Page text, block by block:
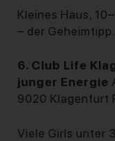
Kleines Haus,
– der Geheimtipp.
6. Club Life
junger Energie
9020 Klagenfurt
Viele Girls unter